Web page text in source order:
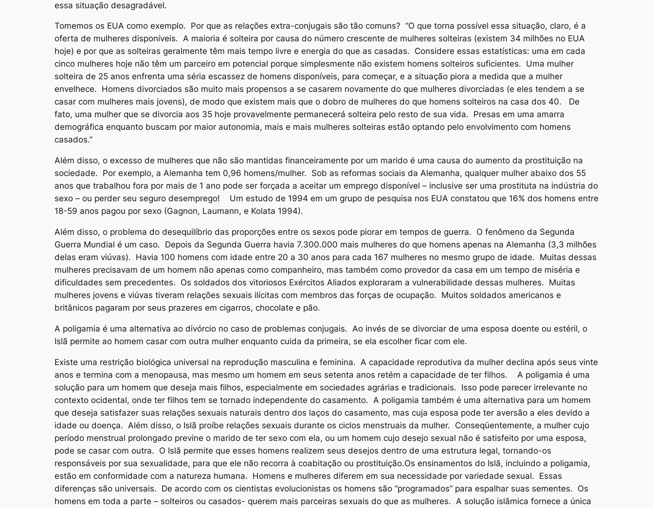
essa situação desagradável.
Tomemos os EUA como exemplo. Por que as relações extra-conjugais são tão comuns? “O que torna possível essa situação, claro, é a
oferta de mulheres disponíveis. A maioria é solteira por causa do número crescente de mulheres solteiras (existem 34 milhões no EUA
hoje) e por que as solteiras geralmente têm mais tempo livre e energia do que as casadas. Considere essas estatísticas: uma em cada
cinco mulheres hoje não têm um parceiro em potencial porque simplesmente não existem homens solteiros suficientes. Uma mulher
solteira de 25 anos enfrenta uma séria escassez de homens disponíveis, para começar, e a situação piora a medida que a mulher
envelhece. Homens divorciados são muito mais propensos a se casarem novamente do que mulheres divorciadas (e eles tendem a se
casar com mulheres mais jovens), de modo que existem mais que o dobro de mulheres do que homens solteiros na casa dos 40. De
fato, uma mulher que se divorcia aos 35 hoje provavelmente permanecerá solteira pelo resto de sua vida. Presas em uma amarra
demográfica enquanto buscam por maior autonomia, mais e mais mulheres solteiras estão optando pelo envolvimento com homens
casados.”
Além disso, o excesso de mulheres que não são mantidas financeiramente por um marido é uma causa do aumento da prostituição na
sociedade. Por exemplo, a Alemanha tem 0,96 homens/mulher. Sob as reformas sociais da Alemanha, qualquer mulher abaixo dos 55
anos que trabalhou fora por mais de 1 ano pode ser forçada a aceitar um emprego disponível – inclusive ser uma prostituta na indústria do
sexo – ou perder seu seguro desemprego! Um estudo de 1994 em um grupo de pesquisa nos EUA constatou que 16% dos homens entre
18-59 anos pagou por sexo (Gagnon, Laumann, e Kolata 1994).
Além disso, o problema do desequilíbrio das proporções entre os sexos pode piorar em tempos de guerra. O fenômeno da Segunda
Guerra Mundial é um caso. Depois da Segunda Guerra havia 7.300.000 mais mulheres do que homens apenas na Alemanha (3,3 milhões
delas eram viúvas). Havia 100 homens com idade entre 20 a 30 anos para cada 167 mulheres no mesmo grupo de idade. Muitas dessas
mulheres precisavam de um homem não apenas como companheiro, mas também como provedor da casa em um tempo de miséria e
dificuldades sem precedentes. Os soldados dos vitoriosos Exércitos Aliados exploraram a vulnerabilidade dessas mulheres. Muitas
mulheres jovens e viúvas tiveram relações sexuais ilícitas com membros das forças de ocupação. Muitos soldados americanos e
britânicos pagaram por seus prazeres em cigarros, chocolate e pão.
A poligamia é uma alternativa ao divórcio no caso de problemas conjugais. Ao invés de se divorciar de uma esposa doente ou estéril, o
Islã permite ao homem casar com outra mulher enquanto cuida da primeira, se ela escolher ficar com ele.
Existe uma restrição biológica universal na reprodução masculina e feminina. A capacidade reprodutiva da mulher declina após seus vinte
anos e termina com a menopausa, mas mesmo um homem em seus setenta anos retém a capacidade de ter filhos. A poligamia é uma
solução para um homem que deseja mais filhos, especialmente em sociedades agrárias e tradicionais. Isso pode parecer irrelevante no
contexto ocidental, onde ter filhos tem se tornado independente do casamento. A poligamia também é uma alternativa para um homem
que deseja satisfazer suas relações sexuais naturais dentro dos laços do casamento, mas cuja esposa pode ter aversão a eles devido a
idade ou doença. Além disso, o Islã proíbe relações sexuais durante os ciclos menstruais da mulher. Conseqüentemente, a mulher cujo
período menstrual prolongado previne o marido de ter sexo com ela, ou um homem cujo desejo sexual não é satisfeito por uma esposa,
pode se casar com outra. O Islã permite que esses homens realizem seus desejos dentro de uma estrutura legal, tornando-os
responsáveis por sua sexualidade, para que ele não recorra à coabitação ou prostituição.Os ensinamentos do Islã, incluindo a poligamia,
estão em conformidade com a natureza humana. Homens e mulheres diferem em sua necessidade por variedade sexual. Essas
diferenças são universais. De acordo com os cientistas evolucionistas os homens são “programados” para espalhar suas sementes. Os
homens em toda a parte – solteiros ou casados- querem mais parceiras sexuais do que as mulheres. A solução islâmica fornece a única